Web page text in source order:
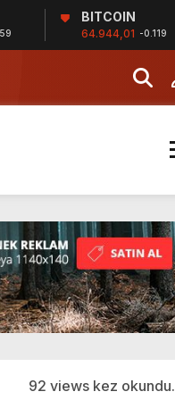
BITCOIN
64.944,01 -0.119
SGK
SGK
92 views kez okundu.